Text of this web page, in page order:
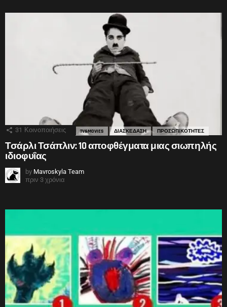
31 Κοινοποιήσεις TV&MOVIES ΔΙΑΣΚΕΔΑΣΗ ΠΡΟΣΩΠΙΚΟΤΗΤΕΣ
Τσάρλι Τσάπλιν: 10 αποφθέγματα μιας σιωπηλής
ιδιοφυΐας
by Mavroskyla Team
πριν 3 χρόνια